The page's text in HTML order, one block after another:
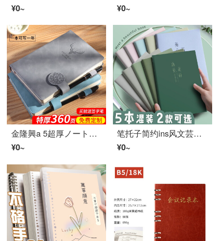
¥0~
¥0~
金隆興a 5超厚ノート子文房具教師事務文房具手帳記録本学生成人手帳革面カスタマイズ可能ノート可印ロゴ7432-8グレー
¥0~
笔托子简约ins风文芸精致b 5大学生大学生大号记事本a 5加厚软面抄本大学院受験専用16 k横线车线帐B 5横线/迷雾森林/5本/文字款
¥0~